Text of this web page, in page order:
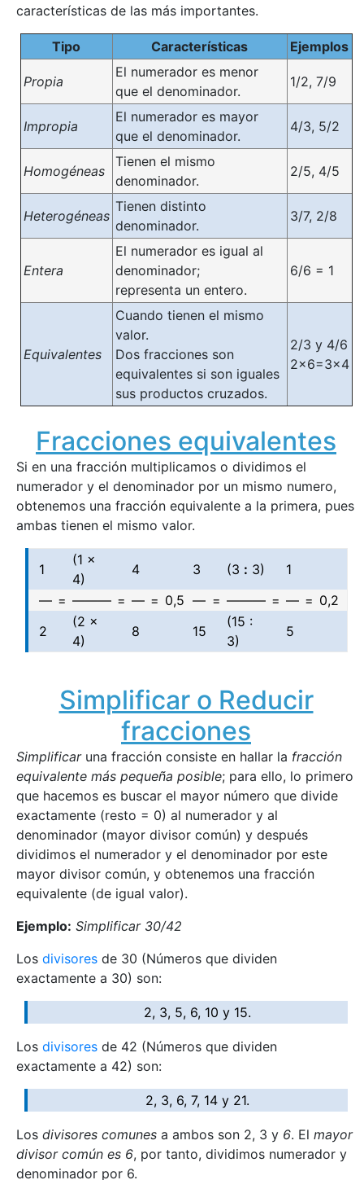
características de las más importantes.
Tipo Características Ejemplos
Propia
El numerador es menor
que el denominador.
1/2, 7/9
Impropia
El numerador es mayor
que el denominador.
4/3, 5/2
Homogéneas
Tienen el mismo
denominador.
2/5, 4/5
Heterogéneas
Tienen distinto
denominador.
3/7, 2/8
Entera
El numerador es igual al
denominador;
representa un entero.
6/6 = 1
Equivalentes
Cuando tienen el mismo
valor.
Dos fracciones son
equivalentes si son iguales
sus productos cruzados.
2/3 y 4/6
2x6=3x4
Fracciones equivalentes
Si en una fracción multiplicamos o dividimos el
numerador y el denominador por un mismo numero,
obtenemos una fracción equivalente a la primera, pues
ambas tienen el mismo valor.
1
(1 x
4)
4 3 (3 : 3)
1
— = ——— = — = 0,5 — = ——— = — = 0,2
2
(2 x
4)
8 15
(15 :
3)
5
Simplificar o Reducir
fracciones
Simplificaruna fracción consiste en hallar la fracción
equivalente más pequeña posible; para ello, lo primero
que hacemos es buscar el mayor número que divide
exactamente (resto = 0) al numerador y al
denominador (mayor divisor común) y después
dividimos el numerador y el denominador por este
mayor divisor común, y obtenemos una fracción
equivalente (de igual valor).
Ejemplo: Simplificar 30/42
Los divisores de 30 (Números que dividen
exactamente a 30) son:
2, 3, 5, 6, 10 y 15.
Los divisores de 42 (Números que dividen
exactamente a 42) son:
2, 3, 6, 7, 14 y 21.
Los divisores comunes a ambos son 2, 3 y 6. El mayor
divisor común es 6, por tanto, dividimos numerador y
denominador por 6.